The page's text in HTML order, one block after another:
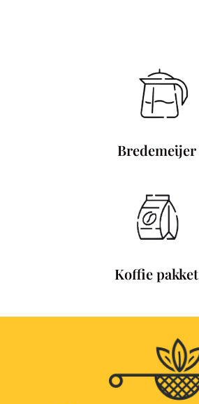
Bredemeijer
Koffie pakket